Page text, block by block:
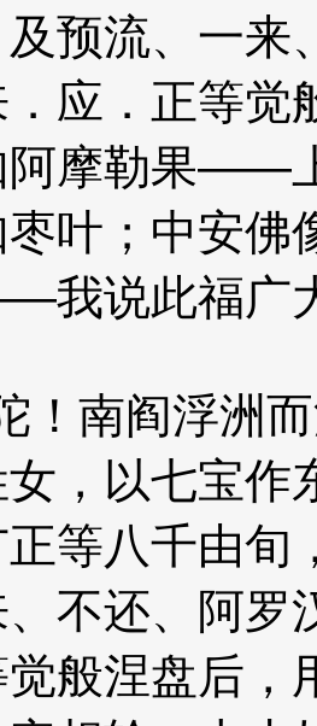
预流、一来
应．正等觉
阿摩勒果——
叶；中安佛
我说此福广
！南阎浮洲
，以七宝作
等八千由旬
不还、阿罗
般涅盘后，